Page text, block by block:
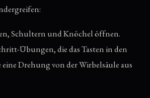
Schultern und Knöchel öffnen.
Übungen, die das Tasten in den
Drehung von der Wirbelsäule aus